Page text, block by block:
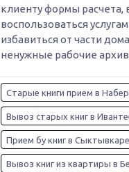
клиенту формы расчета,
воспользоваться
избавиться от части
ненужные рабочие
Старые книги прием в
Вывоз старых книг в
Прием бу книг в Сыктывкаре
Вывоз книг из квартиры в